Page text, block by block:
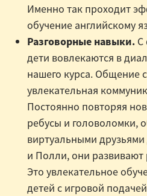
Именно так проходит
обучение английскому
Разговорные навыки. С
дети вовлекаются в
нашего курса. Общение
увлекательная
Постоянно повторяя
ребусы и головоломки,
виртуальными
и Полли, они
Это увлекательное
детей с игровой